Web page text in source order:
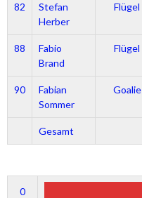
82
Stefan
Herber
Flügel
88
Fabio
Brand
Flügel
90
Fabian
Sommer
Goalie
Gesamt
0